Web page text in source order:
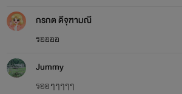
กรกต ดีจุฑามณี
รออออ
Jummy
รออๆๆๆๆๆ